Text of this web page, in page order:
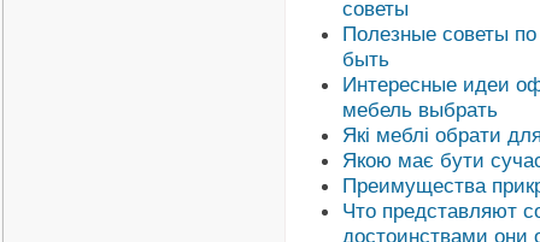
советы
Полезные советы
быть
Интересные идеи
мебель выбрать
Які меблі обрати
Якою має бути
Преимущества
Что представляют
достоинствами они